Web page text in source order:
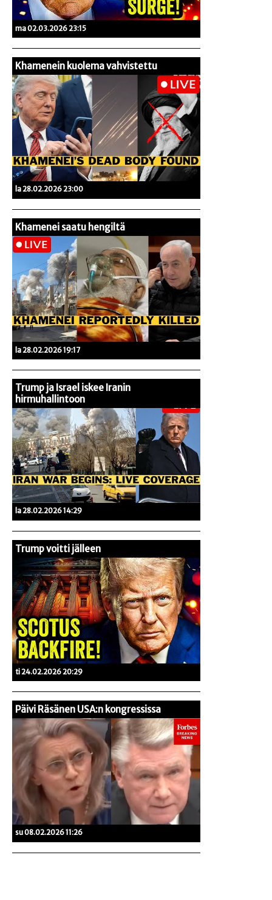
ma 02.03.2026 23:15
Khamenein kuolema vahvistettu
la 28.02.2026 23:00
Khamenei saatu hengiltä
la 28.02.2026 19:17
Trump ja Israel iskee Iranin
hirmuhallintoon
la 28.02.2026 14:29
Trump voitti jälleen
ti 24.02.2026 20:29
Päivi Räsänen USA:n kongressissa
su 08.02.2026 11:26